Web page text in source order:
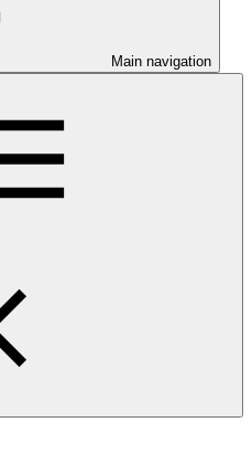
Main navigation